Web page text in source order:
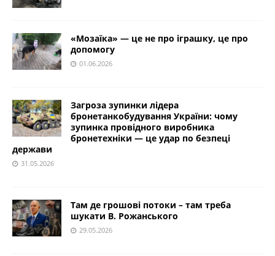
«Мозаїка» — це не про іграшку, це про
допомогу
01.06.2026
Загроза зупинки лідера
бронетанкобудування України: чому
зупинка провідного виробника
бронетехніки — це удар по безпеці
держави
31.05.2026
Там де грошові потоки – там треба
шукати В. Рожанського
29.05.2026